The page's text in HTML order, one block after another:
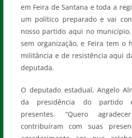
em Feira de Santana e toda a
um político preparado e vai
nosso partido aqui no
sem organização, e Feira tem o
militância e de resistência aqui
deputada.
O deputado estadual, Angelo
da presidência do partido
presentes. “Quero
contribuíram com suas